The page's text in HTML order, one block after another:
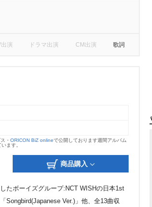
演 ドラマ出演 CM出演 歌詞
・ ORICON BiZ onlineで公開しております週間アルバム
ます。
商品購入
たボーイズグループ:NCT WISHの日本1st
Songbird(Japanese Ver.)」他、全13曲収